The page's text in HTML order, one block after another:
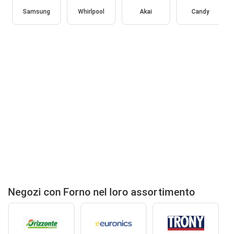
Samsung Whirlpool Akai Candy
Negozi con Forno nel loro assortimento